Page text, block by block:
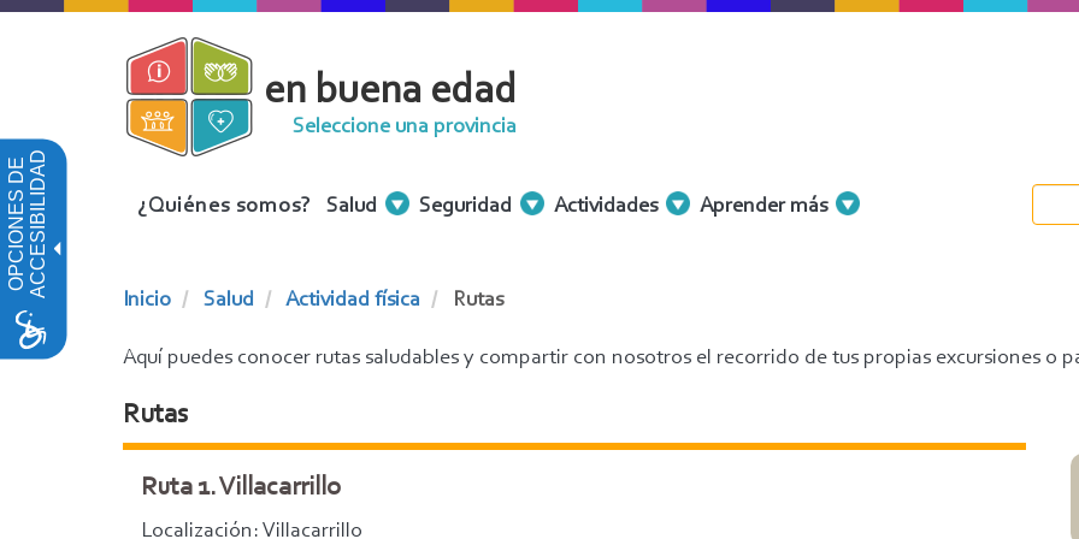
OPCIONES DEACCESIBILIDAD
Pasar
en buena edad
Seleccione una provincia
Menu
¿Quiénes somos? Salud Seguridad Actividades Aprender más
Inicio Salud Actividad física Rutas
Aquí puedes conocer rutas saludables y compartir con nosotros el recorrido de tus propias excursiones o
Rutas
Ruta 1. Villacarrillo
Localización: Villacarrillo